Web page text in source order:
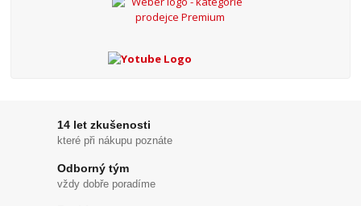
14 let zkušenosti
které při nákupu poznáte
Odborný tým
vždy dobře poradíme